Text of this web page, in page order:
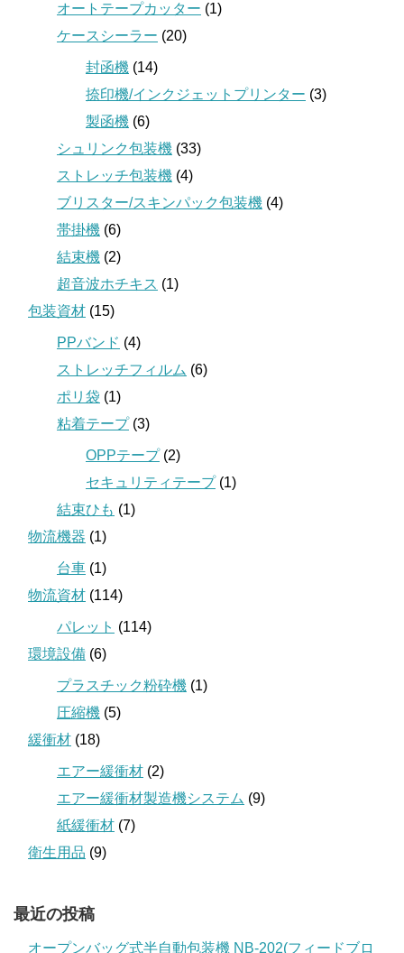
オートテープカッター (1)
ケースシーラー (20)
封函機 (14)
捺印機/インクジェットプリンター (3)
製函機 (6)
シュリンク包装機 (33)
ストレッチ包装機 (4)
ブリスター/スキンパック包装機 (4)
帯掛機 (6)
結束機 (2)
超音波ホチキス (1)
包装資材 (15)
PPバンド (4)
ストレッチフィルム (6)
ポリ袋 (1)
粘着テープ(3)
OPPテープ(2)
セキュリティテープ(1)
結束ひも (1)
物流機器 (1)
台車 (1)
物流資材 (114)
パレット (114)
環境設備 (6)
プラスチック粉砕機 (1)
圧縮機 (5)
緩衝材 (18)
エアー緩衝材 (2)
エアー緩衝材製造機システム (9)
紙緩衝材 (7)
衛生用品 (9)
最近の投稿
オープンバッグ式半自動包装機 NB-202(フィードブロ